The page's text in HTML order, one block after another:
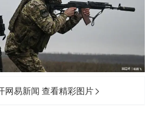
网易新闻 查看精彩图片